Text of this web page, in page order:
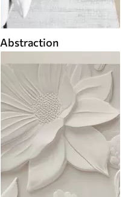
Abstraction